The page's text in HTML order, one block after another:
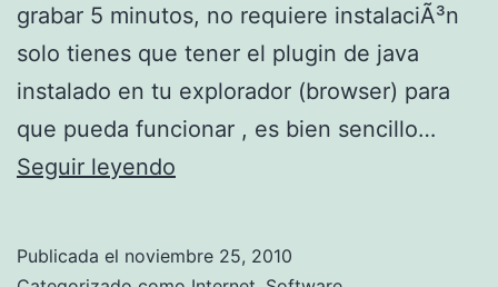
grabar 5 minutos, no requiere instalaciÃ³n
solo tienes que tener el plugin de java
instalado en tu explorador (browser) para
que pueda funcionar , es bien sencillo…
Seguir leyendo
e
Publicada el noviembre 25, 2010